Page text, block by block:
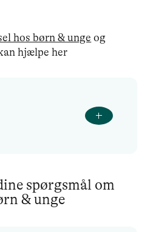
hos børn & unge og
hjælpe her
spørgsmål om
& unge